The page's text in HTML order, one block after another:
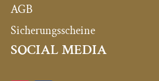
AGB
Sicherungsscheine
SOCIAL MEDIA